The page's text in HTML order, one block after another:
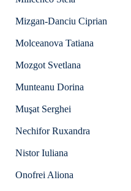
Mizgan-Danciu Ciprian
Molceanova Tatiana
Mozgot Svetlana
Munteanu Dorina
Muşat Serghei
Nechifor Ruxandra
Nistor Iuliana
Onofrei Aliona